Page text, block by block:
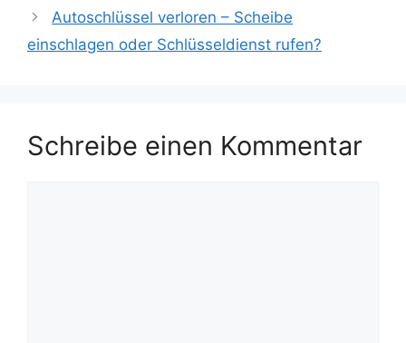
Autoschlüssel verloren – Scheibe
einschlagen oder Schlüsseldienst rufen?
Schreibe einen Kommentar